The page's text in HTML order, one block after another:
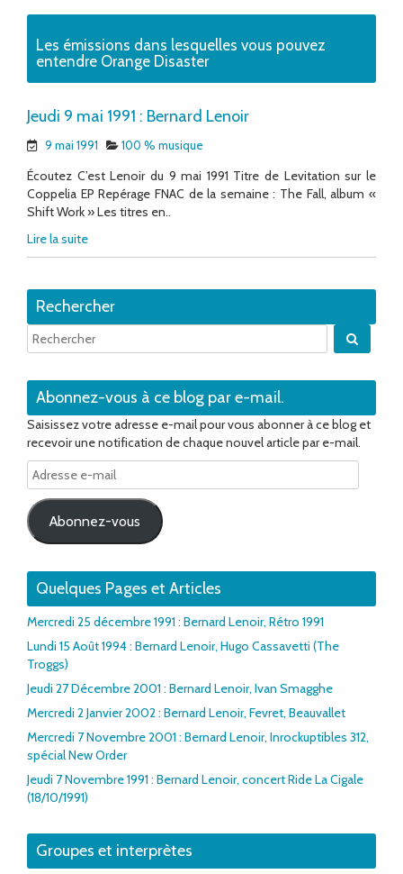
Les émissions dans lesquelles vous pouvez
entendre Orange Disaster
Jeudi 9 mai 1991 : Bernard Lenoir
9 mai 1991 100 % musique
Écoutez C’est Lenoir du 9 mai 1991 Titre de Levitation sur le
Coppelia EP Repérage FNAC de la semaine : The Fall, album «
Shift Work » Les titres en..
Lire la suite
Rechercher
Abonnez-vous à ce blog par e-mail.
Saisissez votre adresse e-mail pour vous abonner à ce blog et
recevoir une notification de chaque nouvel article par e-mail.
Adresse
e-
mail
Abonnez-vous
Quelques Pages et Articles
Mercredi 25 décembre 1991 : Bernard Lenoir, Rétro 1991
Lundi 15 Août 1994 : Bernard Lenoir, Hugo Cassavetti (The
Troggs)
Jeudi 27 Décembre 2001 : Bernard Lenoir, Ivan Smagghe
Mercredi 2 Janvier 2002 : Bernard Lenoir, Fevret, Beauvallet
Mercredi 7 Novembre 2001 : Bernard Lenoir, Inrockuptibles 312,
spécial New Order
Jeudi 7 Novembre 1991 : Bernard Lenoir, concert Ride La Cigale
(18/10/1991)
Groupes et interprètes